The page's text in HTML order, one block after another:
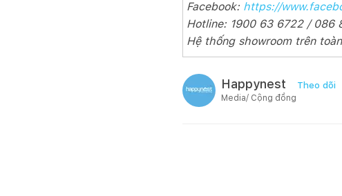
Facebook: https://
Hotline: 1900 63 6722 / 086
Hệ thống showroom trên
Happynest Theo dõi
Media/ Cộng đồng